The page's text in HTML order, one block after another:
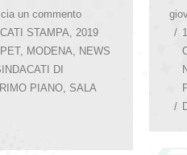
un commento
STAMPA
2019
, MODENA
NEWS
DI
PIANO
SALA